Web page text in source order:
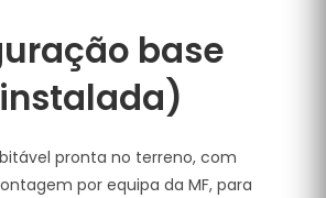
base
pronta no terreno, com
por equipa da MF, para